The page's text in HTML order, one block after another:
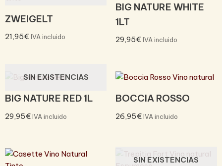
ZWEIGELT
21,95€IVA incluido
BIG NATURE WHITE
1LT
29,95€ IVA incluido
SIN EXISTENCIAS
BIG NATURE RED 1L
29,95€IVA incluido
BOCCIA ROSSO
26,95€ IVA incluido
SIN EXISTENCIAS